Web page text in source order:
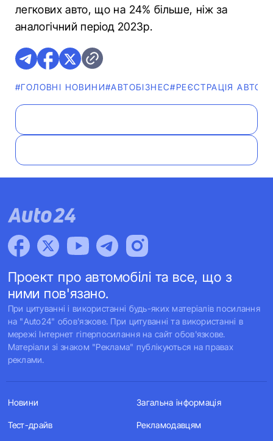
легкових авто, що на 24% більше, ніж за
аналогічний період 2023р.
#ГОЛОВНІ НОВИНИ#АВТОБІЗНЕС#РЕЄСТРАЦІЯ АВТО
Проект про автомобілі та все, що з
ними пов'язано.
При цитуванні і використанні будь-яких матеріалів посилання
на "Auto24" обов'язкове. При цитуванні та використанні в
мережі Інтернет гіперпосилання на сайт обов'язкове.
Матеріали зі знаком "Реклама" публікуються на правах
реклами.
Новини
Тест-драйв
Загальна інформація
Рекламодавцям